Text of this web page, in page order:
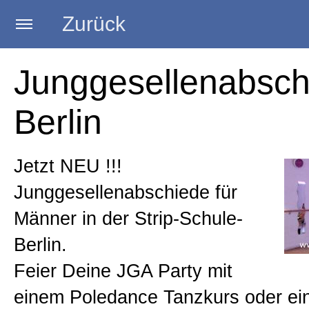
Zurück
Startseite
Trainerin
Strip Kurse
Burlesque Kurse
Poledance Kurse
Berlin
Jetzt NEU !!!
Junggesellenabschiede für
Männer in der Strip-Schule-
Berlin.
Feier Deine JGA Party mit
einem Poledance Tanzkurs oder